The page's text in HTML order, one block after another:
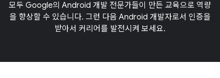
모두 Google의 Android 개발 전문가들이 만든 교육으로 역량
을 향상할 수 있습니다. 그런 다음 Android 개발자로서 인증을
받아서 커리어를 발전시켜 보세요.